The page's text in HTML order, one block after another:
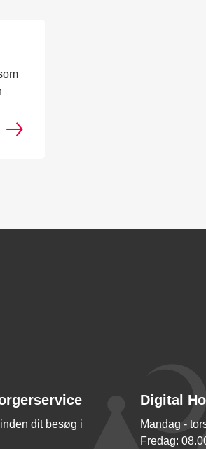
dit besøg i
Digital
Mandag -
Fredag: